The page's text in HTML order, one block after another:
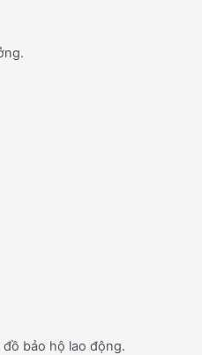
bảo hộ lao động.